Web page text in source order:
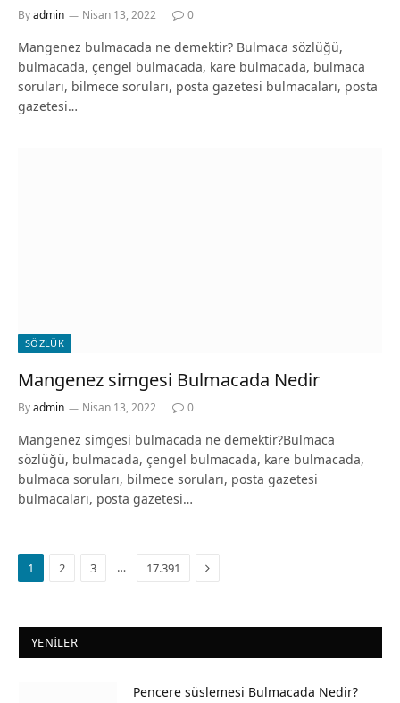
Byadmin Nisan 13, 2022 0
Mangenez bulmacada ne demektir? Bulmaca sözlüğü,
bulmacada, çengel bulmacada, kare bulmacada, bulmaca
soruları, bilmece soruları, posta gazetesi bulmacaları, posta
gazetesi…
SÖZLÜK
Mangenez simgesi Bulmacada Nedir
Byadmin Nisan 13, 2022 0
Mangenez simgesi bulmacada ne demektir?Bulmaca
sözlüğü, bulmacada, çengel bulmacada, kare bulmacada,
bulmaca soruları, bilmece soruları, posta gazetesi
bulmacaları, posta gazetesi…
1 2 3 … 17.391 Next
YENILER
Pencere süslemesi Bulmacada Nedir?